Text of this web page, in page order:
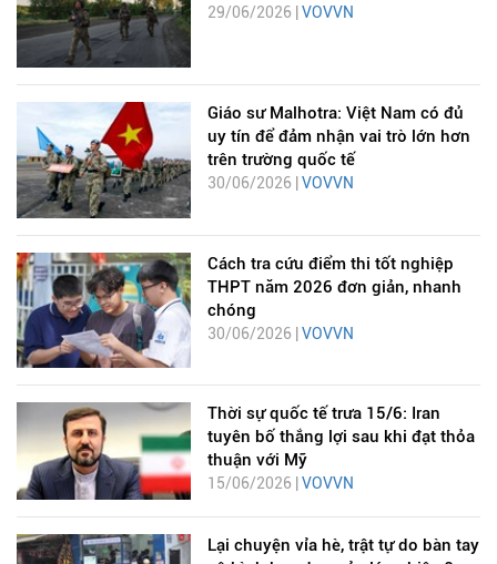
29/06/2026 | VOVVN
Giáo sư Malhotra: Việt Nam có đủ
uy tín để đảm nhận vai trò lớn hơn
trên trường quốc tế
30/06/2026 | VOVVN
Cách tra cứu điểm thi tốt nghiệp
THPT năm 2026 đơn giản, nhanh
chóng
30/06/2026 | VOVVN
Thời sự quốc tế trưa 15/6: Iran
tuyên bố thắng lợi sau khi đạt thỏa
thuận với Mỹ
15/06/2026 | VOVVN
Lại chuyện vỉa hè, trật tự do bàn tay